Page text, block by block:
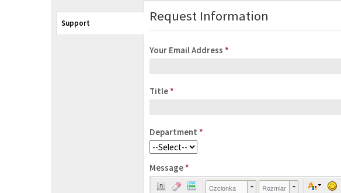
Support Request Information
Your Email Address *
Title *
Department *
Message *
Czcionka Rozmiar